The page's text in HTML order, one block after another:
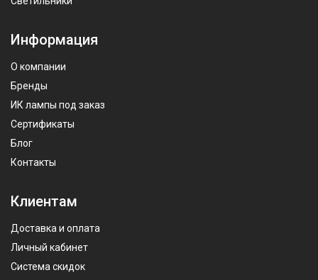
Информация
О компании
Бренды
ИК лампы под заказ
Сертификаты
Блог
Контакты
Клиентам
Доставка и оплата
Личный кабинет
Система скидок